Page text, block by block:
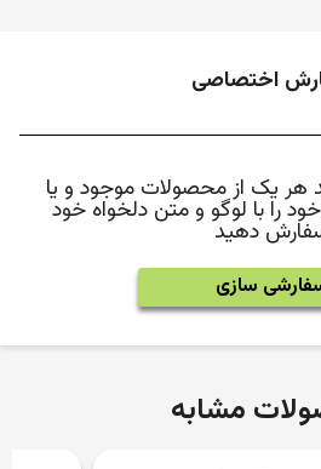
اختصاصی
هر یک از محصولات موجود و یا
را با لوگو و متن دلخواه خود
دهید
سازی
مشابه